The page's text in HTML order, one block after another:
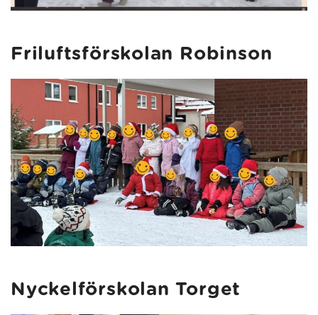
Friluftsförskolan Robinson
Nyckelförskolan Torget